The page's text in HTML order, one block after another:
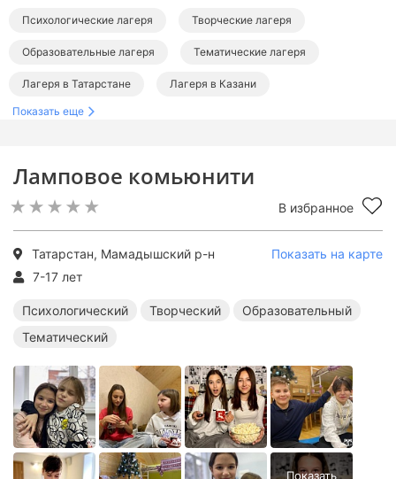
Ламповое комьюнити
В избранное
Татарстан, Мамадышский р-н
Показать на карте
7-17 лет
Психологический Творческий
Образовательный
Тематический
Психологические лагеря Творческие лагеря
Образовательные лагеря Тематические лагеря
Лагеря в Татарстане Лагеря в Казани
Показать еще